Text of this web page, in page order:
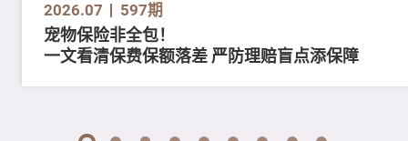
2026.07 597期
宠物保险非全包！
一文看清保费保额落差 严防理赔盲点添保障